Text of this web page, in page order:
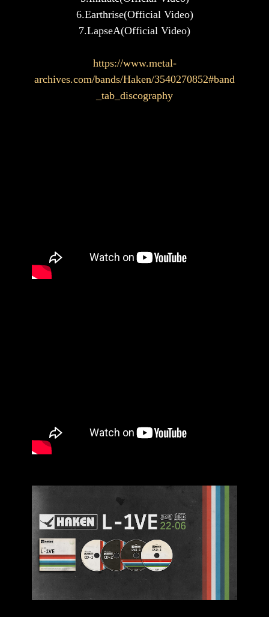
6.Earthrise(Official Video)
7.LapseA(Official Video)
https://www.metal-
archives.com/bands/Haken/3540270852#band
_tab_discography